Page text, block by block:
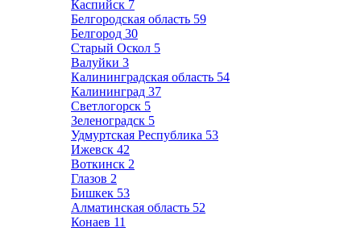
Каспийск 7
Белгородская область 59
Белгород 30
Старый Оскол 5
Валуйки 3
Калининградская область 54
Калининград 37
Светлогорск 5
Зеленоградск 5
Удмуртская Республика 53
Ижевск 42
Воткинск 2
Глазов 2
Бишкек 53
Алматинская область 52
Конаев 11